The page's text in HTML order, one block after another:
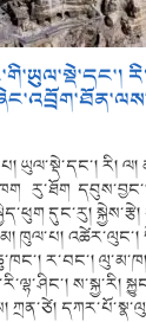
ཡུལ་སྡེ་དང་། རི།
རུ་ཐོག
དུང་རུ།
ཁུལ་པ། འཚེར་ལུང་།
ར་བང་།
ས་སྐྱ་རི།
ཀྲན་ཙེ།